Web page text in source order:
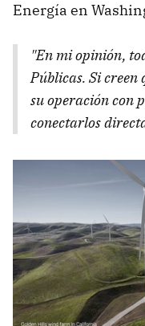
Energía en
"En mi opinión,
Públicas. Si creen
su operación con
conectarlos